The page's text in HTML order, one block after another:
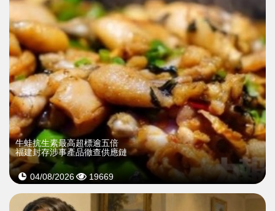
牛蛙抗生素最高超標逾五倍
福建封存涉事產品徹查供應鏈
04/08/2026 19669